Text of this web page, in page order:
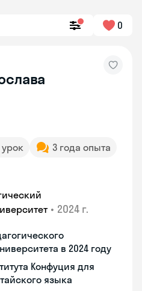
0
урок
3 года опыта
• 2024 г.
в 2024 году
Конфуция для
языка